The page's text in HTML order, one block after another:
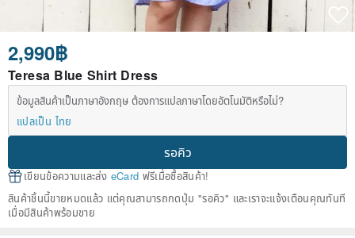
2,990฿
Teresa Blue Shirt Dress
ข้อมูลสินค้าเป็นภาษาอังกฤษ ต้องการแปลภาษาโดยอัตโนมัติหรือไม่?
แปลเป็น ไทย
รอคิว
เขียนข้อความและส่ง eCard ฟรีเมื่อซื้อสินค้า!
สินค้าชิ้นนี้ขายหมดแล้ว แต่คุณสามารถกดปุ่ม "รอคิว" และเราจะแจ้งเตือนคุณทันที
เมื่อมีสินค้าพร้อมขาย